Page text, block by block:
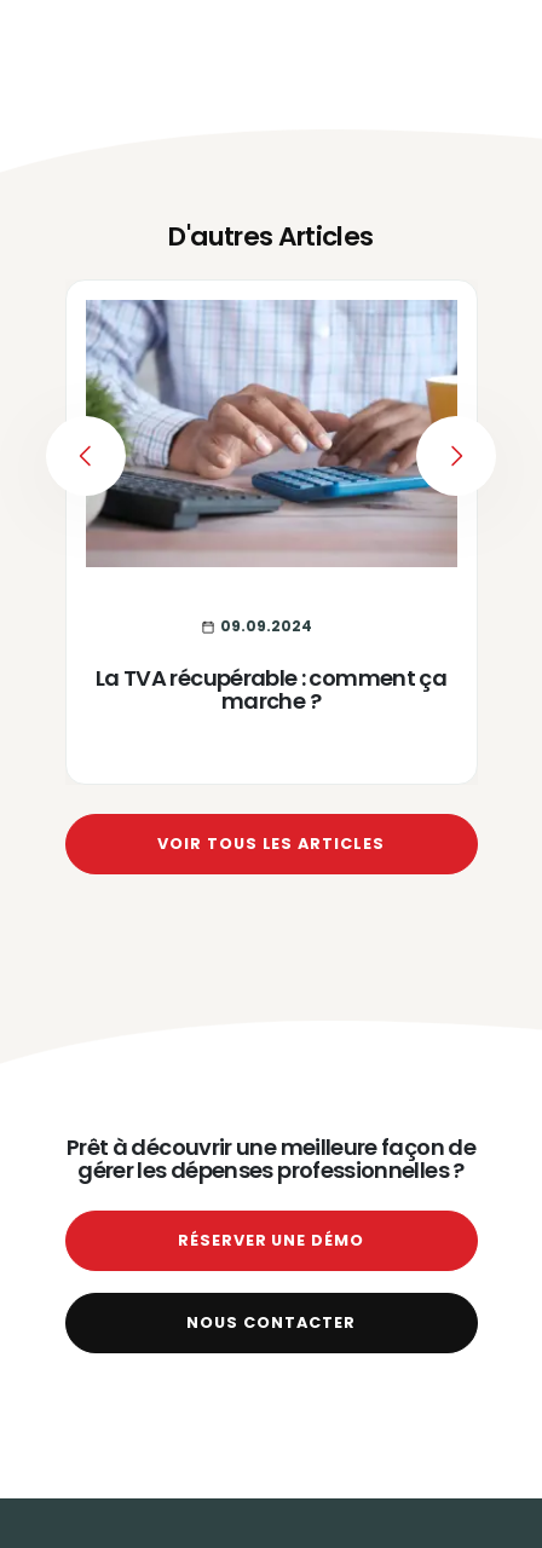
D'autres Articles
09.09.2024
La TVA récupérable : comment ça
marche ?
PREVIOUS
VOIR TOUS LES ARTICLES
Prêt à découvrir une meilleure façon de
gérer les dépenses professionnelles ?
RÉSERVER UNE DÉMO
NOUS CONTACTER